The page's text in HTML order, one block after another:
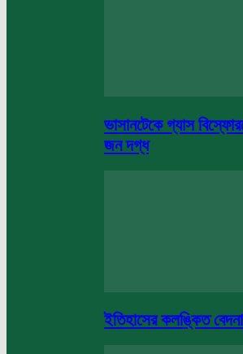
ভাসানটেকে গ্যাস
জন দগ্ধ
ইতিহাসের কলঙ্কিত